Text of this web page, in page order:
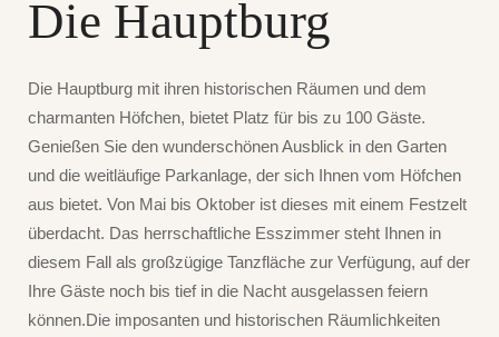
Die Hauptburg
Die Hauptburg mit ihren historischen Räumen und dem
charmanten Höfchen, bietet Platz für bis zu 100 Gäste.
Genießen Sie den wunderschönen Ausblick in den Garten
und die weitläufige Parkanlage, der sich Ihnen vom Höfchen
aus bietet. Von Mai bis Oktober ist dieses mit einem Festzelt
überdacht. Das herrschaftliche Esszimmer steht Ihnen in
diesem Fall als großzügige Tanzfläche zur Verfügung, auf der
Ihre Gäste noch bis tief in die Nacht ausgelassen feiern
können.Die imposanten und historischen Räumlichkeiten